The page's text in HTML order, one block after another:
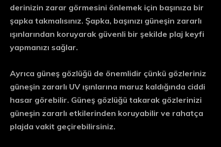
derinizin zarar görmesini önlemek için başınıza bir
şapka takmalısınız. Şapka, başınızı güneşin zararlı
ışınlarından koruyarak güvenli bir şekilde plaj keyfi
yapmanızı sağlar.
Ayrıca güneş gözlüğü de önemlidir çünkü gözleriniz
güneşin zararlı UV ışınlarına maruz kaldığında ciddi
hasar görebilir. Güneş gözlüğü takarak gözlerinizi
güneşin zararlı etkilerinden koruyabilir ve rahatça
plajda vakit geçirebilirsiniz.